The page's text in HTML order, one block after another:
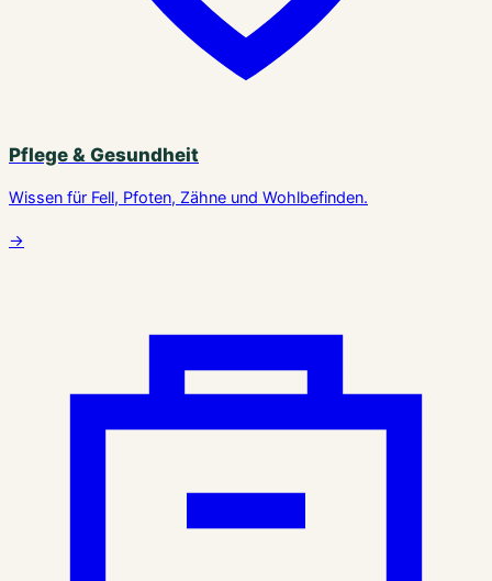
Pflege & Gesundheit
Wissen für Fell, Pfoten, Zähne und Wohlbefinden.
→